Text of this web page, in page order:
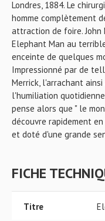
Londres, 1884. Le
homme complètement
attraction de foire. John
Elephant Man au
enceinte de quelques
Impressionné par de
Merrick, l'arrachant
l'humiliation
pense alors que " le
découvre rapidement
et doté d'une grande
FICHE
Titre